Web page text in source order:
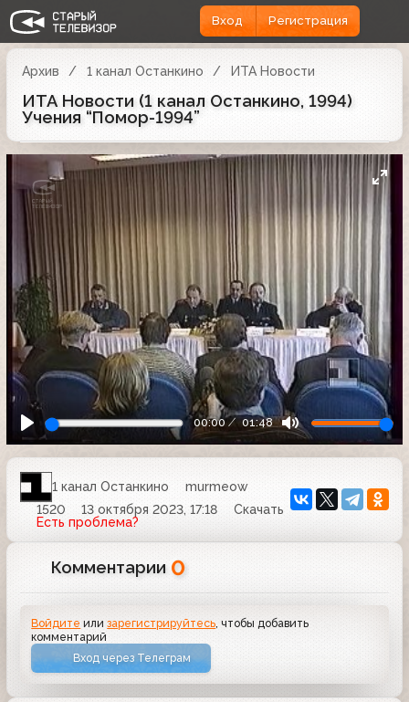
Вход Регистрация
Архив 1 канал Останкино ИТА Новости
ИТА Новости (1 канал Останкино, 1994)
Учения “Помор-1994”
00:00 01:48
1 канал Останкино
murmeow
1520
13 октября 2023, 17:18
Скачать
Есть проблема?
Комментарии 0
Войдите илизарегистрируйтесь , чтобы добавить
комментарий
Вход через Телеграм